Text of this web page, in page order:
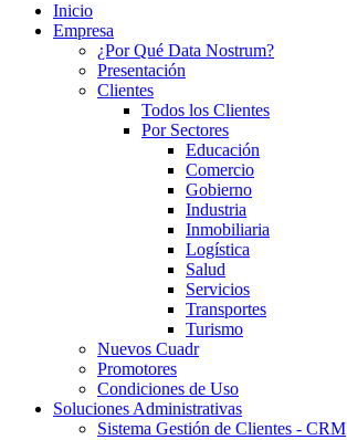
Inicio
Empresa
¿Por Qué Data Nostrum?
Presentación
Clientes
Todos los Clientes
Por Sectores
Educación
Comercio
Gobierno
Industria
Inmobiliaria
Logística
Salud
Servicios
Transportes
Turismo
Nuevos Cuadr
Promotores
Condiciones de Uso
Soluciones Administrativas
Sistema Gestión de Clientes - CRM